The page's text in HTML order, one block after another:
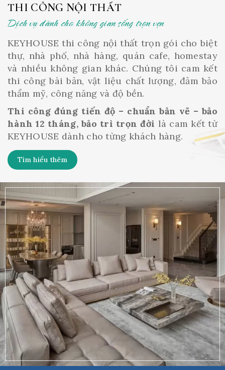
THI CÔNG NỘI THẤT
Dịch vụ dành cho không gian sống trọn vẹn
KEYHOUSE thi công nội thất trọn gói cho biệt
thự, nhà phố, nhà hàng, quán cafe, homestay
và nhiều không gian khác. Chúng tôi cam kết
thi công bài bản, vật liệu chất lượng, đảm bảo
thẩm mỹ, công năng và độ bền.
Thi công đúng tiến độ – chuẩn bản vẽ – bảo
hành 12 tháng, bảo trì trọn đời là cam kết từ
KEYHOUSE dành cho từng khách hàng.
Tìm hiểu thêm